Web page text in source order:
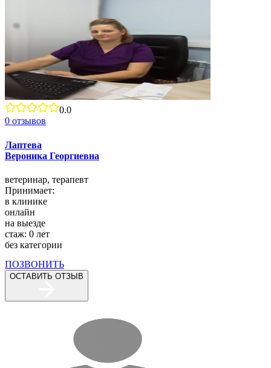
0.0
0 отзывов
Лаптева
Вероника Георгиевна
ветеринар, терапевт
Принимает:
в клинике
онлайн
на выезде
стаж: 0 лет
без категории
ПОЗВОНИТЬ
ОСТАВИТЬ ОТЗЫВ